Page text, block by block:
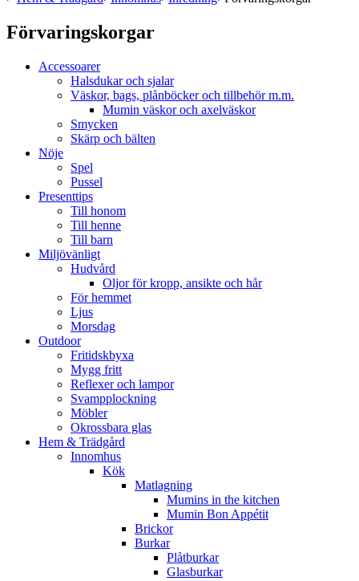
Förvaringskorgar
Accessoarer
Halsdukar och sjalar
Väskor, bags, plånböcker och tillbehör m.m.
Mumin väskor och axelväskor
Smycken
Skärp och bälten
Nöje
Spel
Pussel
Presenttips
Till honom
Till henne
Till barn
Miljövänligt
Hudvård
Oljor för kropp, ansikte och hår
För hemmet
Ljus
Morsdag
Outdoor
Fritidskbyxa
Mygg fritt
Reflexer och lampor
Svampplockning
Möbler
Okrossbara glas
Hem & Trädgård
Innomhus
Kök
Matlagning
Mumins in the kitchen
Mumin Bon Appétit
Brickor
Burkar
Plåtburkar
Glasburkar